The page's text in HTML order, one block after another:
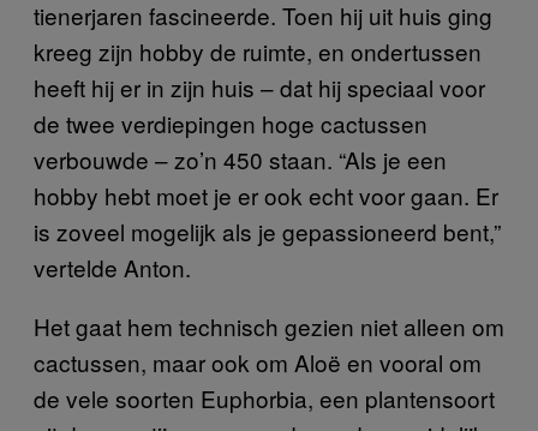
tienerjaren fascineerde. Toen hij uit huis ging
kreeg zijn hobby de ruimte, en ondertussen
heeft hij er in zijn huis – dat hij speciaal voor
de twee verdiepingen hoge cactussen
verbouwde – zo’n 450 staan. “Als je een
hobby hebt moet je er ook echt voor gaan. Er
is zoveel mogelijk als je gepassioneerd bent,”
vertelde Anton.
Het gaat hem technisch gezien niet alleen om
cactussen, maar ook om Aloë en vooral om
de vele soorten Euphorbia, een plantensoort